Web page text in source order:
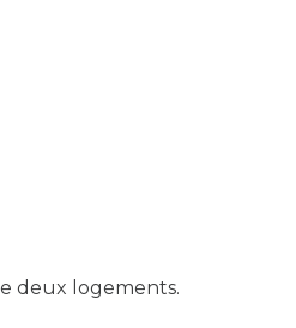
deux logements.